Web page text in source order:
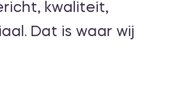
kwaliteit,
Dat is waar wij